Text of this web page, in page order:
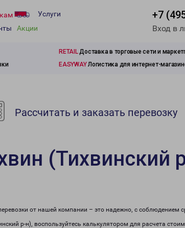
Услуги
Акции
+7
Вход в
RETAILДоставка в торговые сети и
EASYWAYЛогистика для интернет-
Рассчитать и заказать перевозку
(Тихвинский
от нашей компании – это надежно, с
р-н), воспользуйтесь калькулятором для расчета